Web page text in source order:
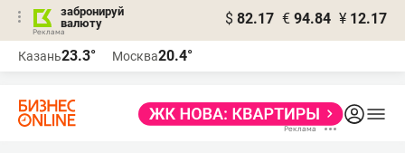
забронируй
валюту
$ 82.17 € 94.84 ¥ 12.17
Казань23.3° Москва20.4°